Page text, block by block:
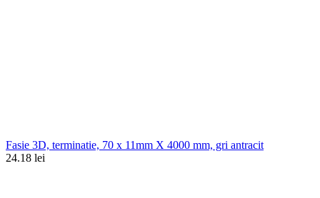
Fasie 3D, terminatie, 70 x 11mm X 4000 mm, gri antracit
24.18 lei